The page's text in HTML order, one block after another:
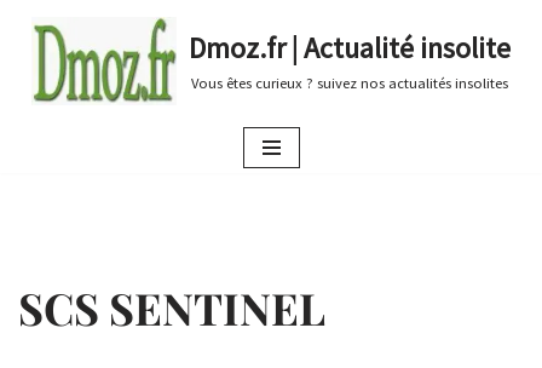
au
Dmoz.fr | Actualité insolite
Vous êtes curieux ? suivez nos actualités insolites
SCS SENTINEL